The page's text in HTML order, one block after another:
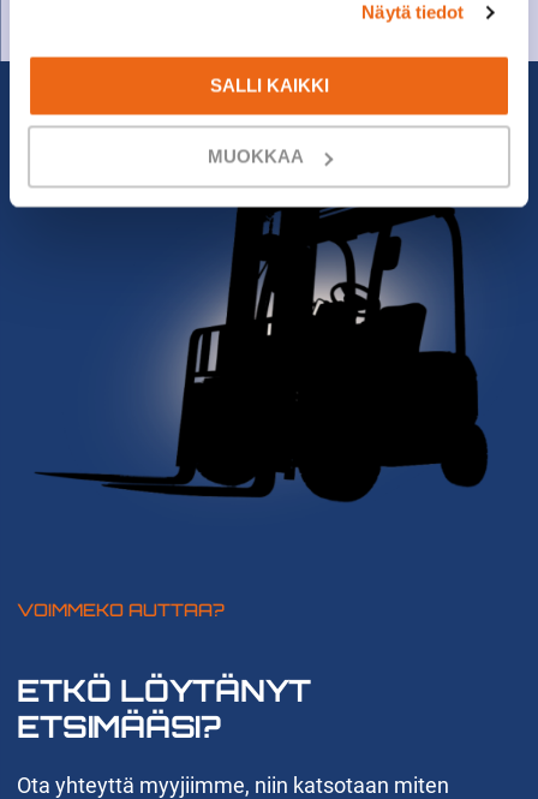
Näytä tiedot
SALLI KAIKKI
MUOKKAA
VOIMMEKO AUTTAA?
ETKÖ LÖYTÄNYT
ETSIMÄÄSI?
Ota yhteyttä myyjiimme, niin katsotaan miten